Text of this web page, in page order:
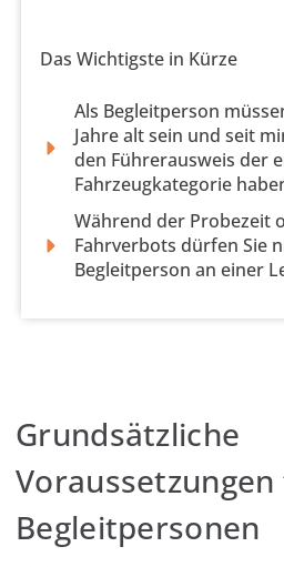
Das Wichtigste in Kürze
Als Begleitperson
Jahre alt sein und seit
den Führerausweis der
Fahrzeugkategorie
Während der Probezeit
Fahrverbots dürfen Sie
Begleitperson an einer
Grundsätzliche
Begleitpersonen